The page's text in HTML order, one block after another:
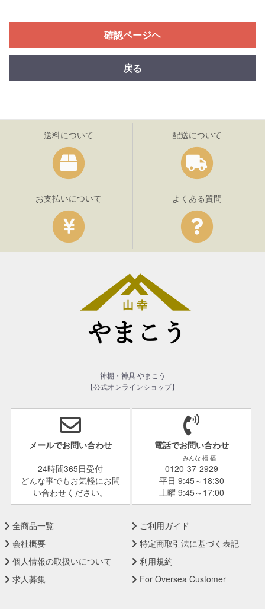
確認ページヘ
戻る
送料について 配送について
お支払いについて よくある質問
神棚・神具 やまこう
【公式オンラインショップ】
メールでお問い合わせ
24時間365日受付
どんな事でもお気軽にお問
い合わせください。
電話でお問い合わせ
みんな 福 福
0120-37-2929
平日 9:45～18:30
土曜 9:45～17:00
全商品一覧
ご利用ガイド
会社概要
特定商取引法に基づく表記
個人情報の取扱いについて
利用規約
求人募集
For Oversea Customer